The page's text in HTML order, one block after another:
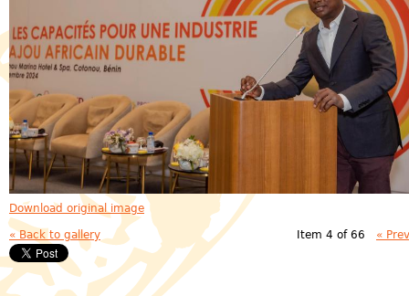
Download original image
« Back to gallery Item 4 of 66 «